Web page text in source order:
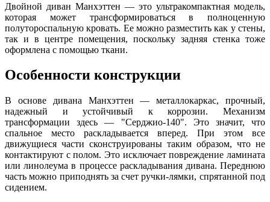
Двойной диван Манхэттен — это ультракомпактная модель,
которая может трансформироваться в полноценную
полутороспальную кровать. Ее можно разместить как у стены,
так и в центре помещения, поскольку задняя стенка тоже
оформлена с помощью ткани.
Особенности конструкции
В основе дивана Манхэттен — металлокаркас, прочный,
надежный и устойчивый к коррозии. Механизм
трансформации здесь — "Серджио-140". Это значит, что
спальное место раскладывается вперед. При этом все
движущиеся части сконструированы таким образом, что не
контактируют с полом. Это исключает повреждение ламината
или линолеума в процессе раскладывания дивана. Переднюю
часть можно приподнять за счет ручки-лямки, спрятанной под
сидением.